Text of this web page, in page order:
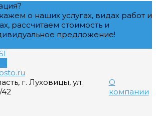
о наших услугах, видах работ и
рассчитаем стоимость и
предложение!
г. Луховицы, ул.
О
компании